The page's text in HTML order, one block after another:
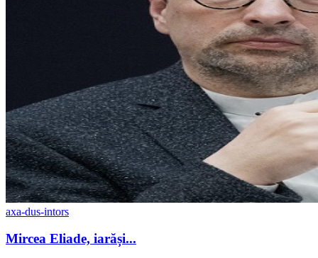
axa-dus-intors
Mircea Eliade, iarăși...